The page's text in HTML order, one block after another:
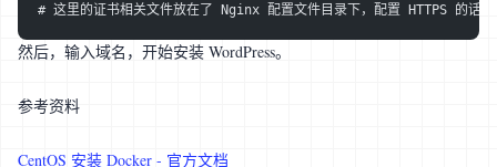
# 这里的证书相关文件放在了 Nginx 配置文件目录下，配置 HTTPS 的话需
然后，输入域名，开始安装 WordPress。
参考资料
CentOS 安装 Docker - 官方文档